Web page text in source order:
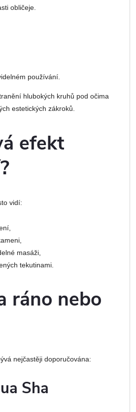
obličeje.
používání.
hlubokých kruhů pod očima
estetických zákroků.
efekt
vidí:
masáži,
tekutinami.
ráno nebo
nejčastěji doporučována:
Sha